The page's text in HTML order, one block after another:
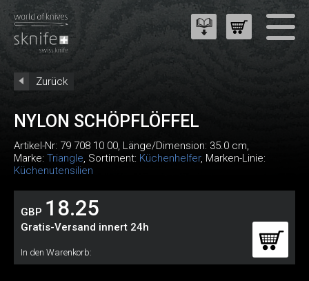
Zurück
NYLON SCHÖPFLÖFFEL
Artikel-Nr: 79 708 10 00, Länge/Dimension: 35.0 cm,
Marke: Triangle, Sortiment: Küchenhelfer, Marken-Linie:
Küchenutensilien
GBP 18.25
Gratis-Versand innert 24h
In den Warenkorb: